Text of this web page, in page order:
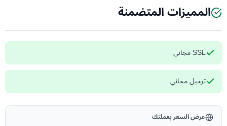
المميزات المتضمنة
SSL مجاني
ترحيل مجاني
عرض السعر بعملتك